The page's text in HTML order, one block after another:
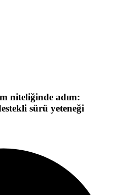
niteliğinde adım:
sürü yeteneği